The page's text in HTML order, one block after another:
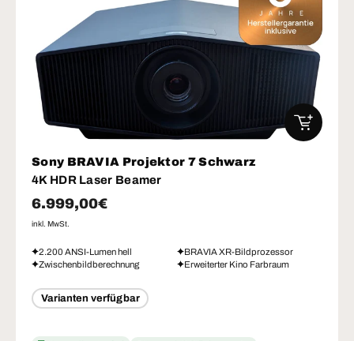
Sony BRAVIA Projektor 7 Schwarz
4K HDR Laser Beamer
Normaler Preis
6.999,00€
inkl. MwSt.
2.200 ANSI-Lumen hell
BRAVIA XR-Bildprozessor
Zwischenbildberechnung
Erweiterter Kino Farbraum
Varianten verfügbar
IN DEN